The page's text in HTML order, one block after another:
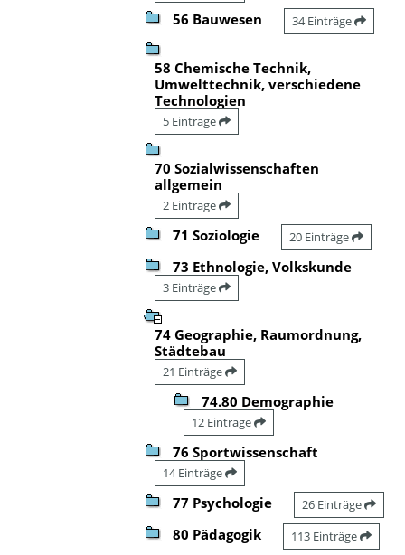
56 Bauwesen 34 Einträge
58 Chemische Technik,
Umwelttechnik, verschiedene
Technologien
5 Einträge
70 Sozialwissenschaften
allgemein
2 Einträge
71 Soziologie 20 Einträge
73 Ethnologie, Volkskunde
3 Einträge
74 Geographie, Raumordnung,
Städtebau
21 Einträge
74.80 Demographie
12 Einträge
76 Sportwissenschaft
14 Einträge
77 Psychologie 26 Einträge
80 Pädagogik 113 Einträge